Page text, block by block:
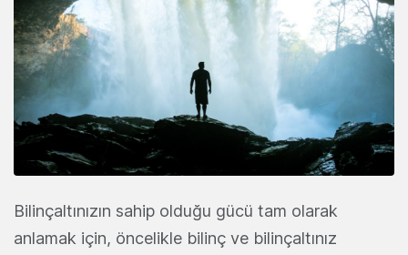
Bilinçaltınızın sahip olduğu gücü tam olarak
anlamak için, öncelikle bilinç ve bilinçaltınız